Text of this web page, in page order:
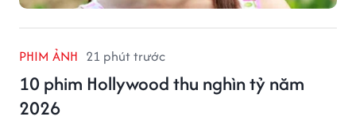
PHIM ẢNH 21 phút trước
10 phim Hollywood thu nghìn tỷ năm
2026